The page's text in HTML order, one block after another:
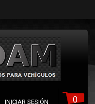
0
INICIAR SESIÓN